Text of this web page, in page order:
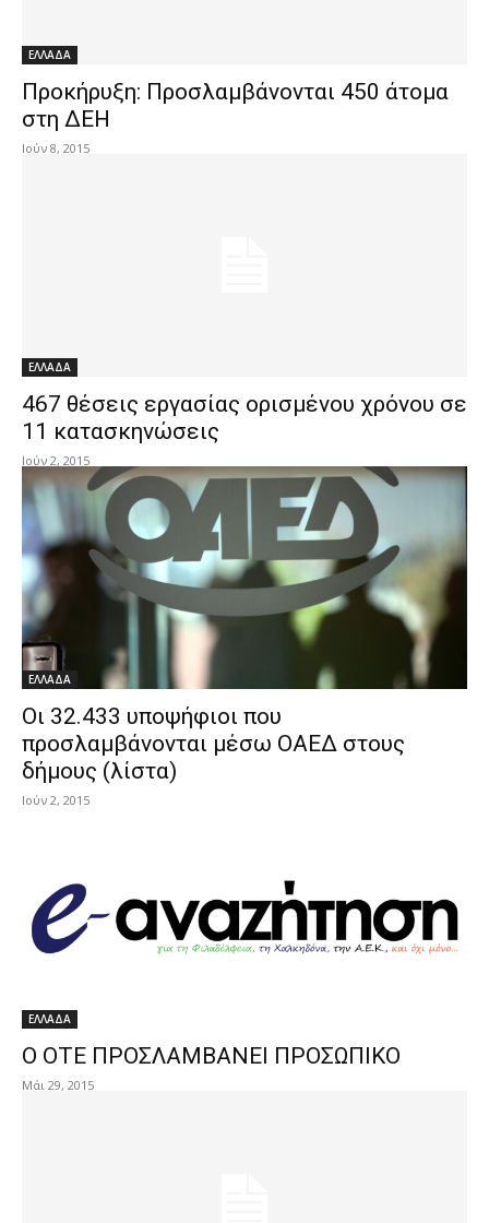
ΕΛΛΑΔΑ
Προκήρυξη: Προσλαμβάνονται 450 άτομα
στη ΔΕΗ
Ιούν 8, 2015
ΕΛΛΑΔΑ
467 θέσεις εργασίας ορισμένου χρόνου σε
11 κατασκηνώσεις
Ιούν 2, 2015
ΕΛΛΑΔΑ
Οι 32.433 υποψήφιοι που
προσλαμβάνονται μέσω ΟΑΕΔ στους
δήμους (λίστα)
Ιούν 2, 2015
ΕΛΛΑΔΑ
Ο ΟΤΕ ΠΡΟΣΛΑΜΒΑΝΕΙ ΠΡΟΣΩΠΙΚΟ
Μάι 29, 2015